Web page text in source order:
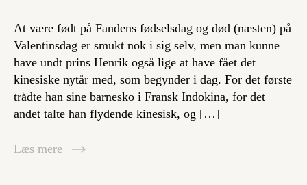
Min side
Log ind
At være født på Fandens fødselsdag og død (næsten) på
Valentinsdag er smukt nok i sig selv, men man kunne
have undt prins Henrik også lige at have fået det
kinesiske nytår med, som begynder i dag. For det første
trådte han sine barnesko i Fransk Indokina, for det
andet talte han flydende kinesisk, og […]
Læs mere